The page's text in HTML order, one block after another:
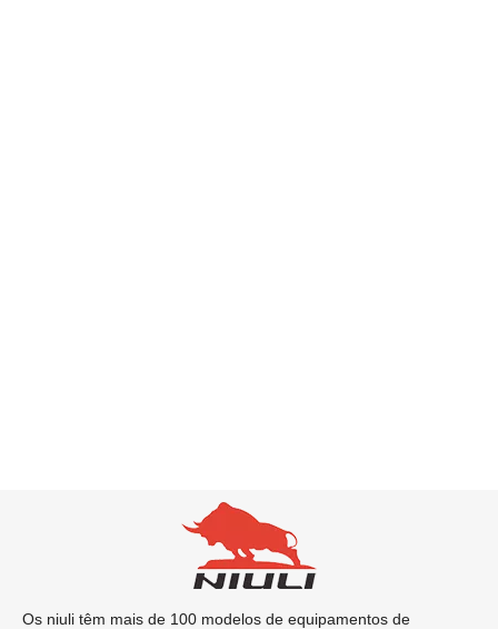
Os niuli têm mais de 100 modelos de equipamentos de